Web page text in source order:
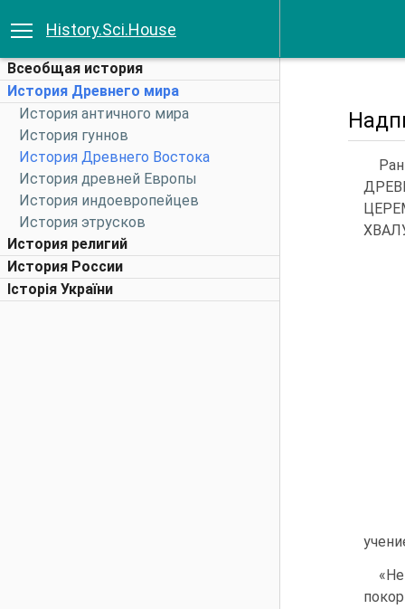
History.Sci.House
Всеобщая история
История Древнего мира
История античного мира
История гуннов
История Древнего Востока
История древней Европы
История индоевропейцев
История этрусков
История религий
История России
Історія України